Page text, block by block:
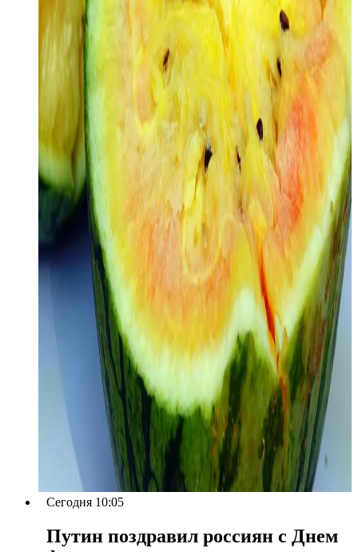
Сегодня 10:05
Путин поздравил россиян с Днем